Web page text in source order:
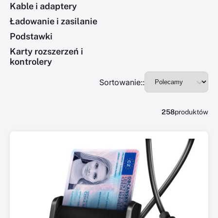
Kable i adaptery
Ładowanie i zasilanie
Podstawki
Karty rozszerzeń i
kontrolery
Sortowanie::
258produktów